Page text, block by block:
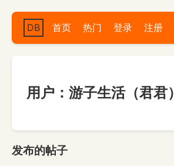
DB 首页 热门 登录 注册
用户：游子生活（君君）
发布的帖子